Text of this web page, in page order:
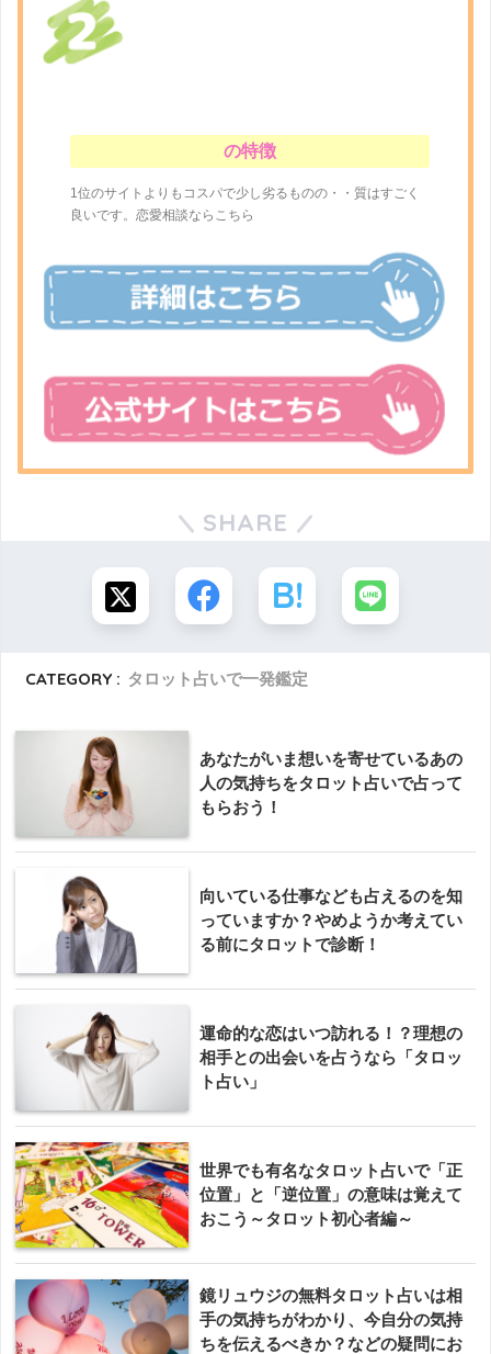
の特徴
1位のサイトよりもコスパで少し劣るものの・・質はすごく
良いです。恋愛相談ならこちら
SHARE
CATEGORY : タロット占いで一発鑑定
あなたがいま想いを寄せているあの
人の気持ちをタロット占いで占って
もらおう！
向いている仕事なども占えるのを知
っていますか？やめようか考えてい
る前にタロットで診断！
運命的な恋はいつ訪れる！？理想の
相手との出会いを占うなら「タロッ
ト占い」
世界でも有名なタロット占いで「正
位置」と「逆位置」の意味は覚えて
おこう～タロット初心者編～
鏡リュウジの無料タロット占いは相
手の気持ちがわかり、今自分の気持
ちを伝えるべきか？などの疑問にお